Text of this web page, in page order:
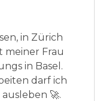
in Zürich
Frau
in Basel.
darf ich
🚀.